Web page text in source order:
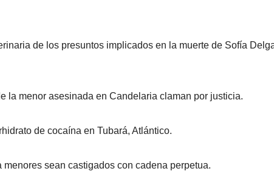
de los presuntos implicados en la muerte de Sofía
la menor asesinada en Candelaria claman por justicia.
de cocaína en Tubará, Atlántico.
sean castigados con cadena perpetua.